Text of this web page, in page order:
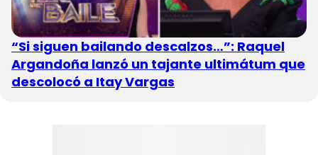
“Si siguen bailando descalzos…”: Raquel
Argandoña lanzó un tajante ultimátum que
descolocó a Itay Vargas